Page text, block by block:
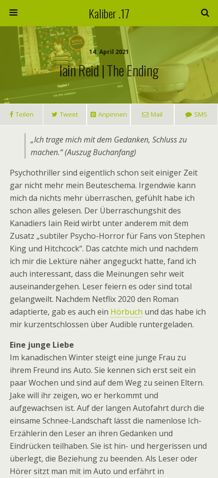
Kaliber .17
14. April 2021
Iain Reid | The Ending
Teilen Tweet Anpinnen Mail SMS
„Ich trage mich mit dem Gedanken, Schluss zu
machen.“ (Auszug Buchanfang)
Psychothriller sind eigentlich schon seit einiger Zeit
gar nicht mehr mein Beuteschema. Irgendwie kann
mich da nichts mehr überraschen, gefühlt habe ich
schon alles gelesen. Der Überraschungshit des
Kanadiers Iain Reid wirbt unter anderem mit dem
Zusatz „subtiler Psycho-Horror für Fans von Stephen
King und Hitchcock“. Das catchte mich und nachdem
ich mir die Lektüre näher angeguckt hatte, fand ich
auch interessant, dass die Meinungen sehr weit
auseinandergehen. Leser feiern es oder sind total
gelangweilt. Nachdem Netflix 2020 den Roman
adaptierte, gab es auch ein Hörbuch und das habe ich
mir kurzentschlossen über Audible runtergeladen.
Eine junge Liebe
Im kanadischen Winter steigt eine junge Frau zu
ihrem Freund ins Auto. Sie kennen sich erst seit ein
paar Wochen und sind auf dem Weg zu seinen Eltern.
Jake will ihr zeigen, wo er herkommt und
aufgewachsen ist. Auf der langen Autofahrt durch die
einsame Schnee-Landschaft lässt die namenlose Ich-
Erzählerin den Leser an ihren Gedanken und
Eindrücken teilhaben. Sie ist hin- und hergerissen und
überlegt, die Beziehung zu beenden. Als Leser oder
Hörer sitzt man mit im Auto und erfährt in